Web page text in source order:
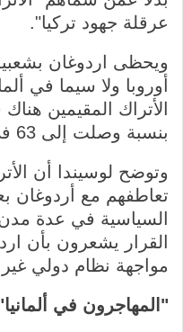
عرقلة جهود تركيا".
ويحظى اردوغان
أوروبا ولا سيما في
الأتراك المقيمين
بنسبة وصلت إلى 63 في المئة من المشاركين.
وتوضح لوسيندا أن
تعاطفهم مع أردوغان
السياسية في عدة مدن
القرار يشعرون بأن
مواجهة نظام دولي
"المهاجرون في